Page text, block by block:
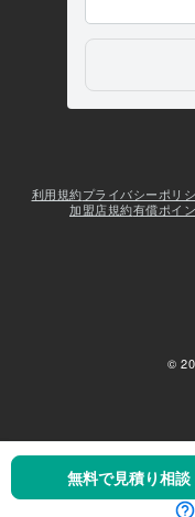
無料で見積り相談
無料で見積り相談